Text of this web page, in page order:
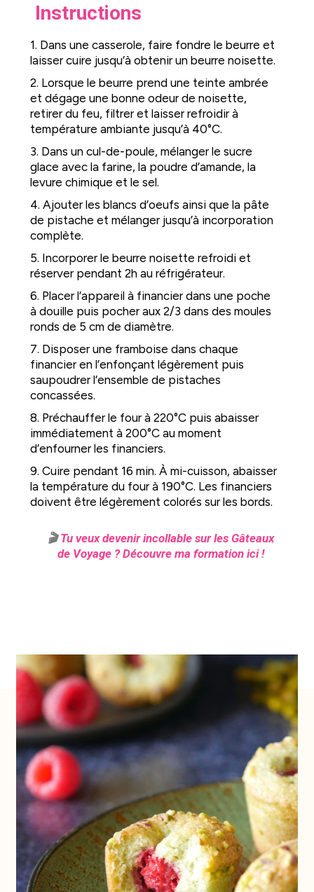
Instructions
1. Dans une casserole, faire fondre le beurre et
laisser cuire jusqu’à obtenir un beurre noisette.
2. Lorsque le beurre prend une teinte ambrée
et dégage une bonne odeur de noisette,
retirer du feu, filtrer et laisser refroidir à
température ambiante jusqu’à 40°C.
3. Dans un cul-de-poule, mélanger le sucre
glace avec la farine, la poudre d’amande, la
levure chimique et le sel.
4. Ajouter les blancs d’oeufs ainsi que la pâte
de pistache et mélanger jusqu’à incorporation
complète.
5. Incorporer le beurre noisette refroidi et
réserver pendant 2h au réfrigérateur.
6. Placer l’appareil à financier dans une poche
à douille puis pocher aux 2/3 dans des moules
ronds de 5 cm de diamètre.
7. Disposer une framboise dans chaque
financier en l’enfonçant légèrement puis
saupoudrer l’ensemble de pistaches
concassées.
8. Préchauffer le four à 220°C puis abaisser
immédiatement à 200°C au moment
d’enfourner les financiers.
9. Cuire pendant 16 min. À mi-cuisson, abaisser
la température du four à 190°C. Les financiers
doivent être légèrement colorés sur les bords.
🎬Tu veux devenir incollable sur les Gâteaux
de Voyage ? Découvre ma formation ici !